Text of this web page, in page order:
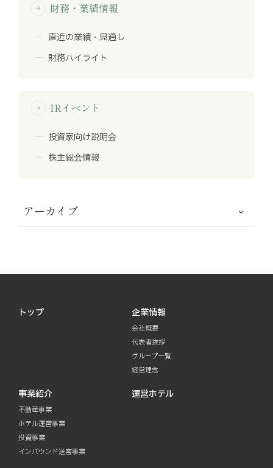
arrow_forward 財務・業績情報
直近の業績・見通し
財務ハイライト
arrow_forward IRイベント
投資家向け説明会
株主総会情報
アーカイブ
トップ 企業情報
会社概要
代表者挨拶
グループ一覧
経営理念
事業紹介
不動産事業
ホテル運営事業
投資事業
インバウンド送客事業
運営ホテル